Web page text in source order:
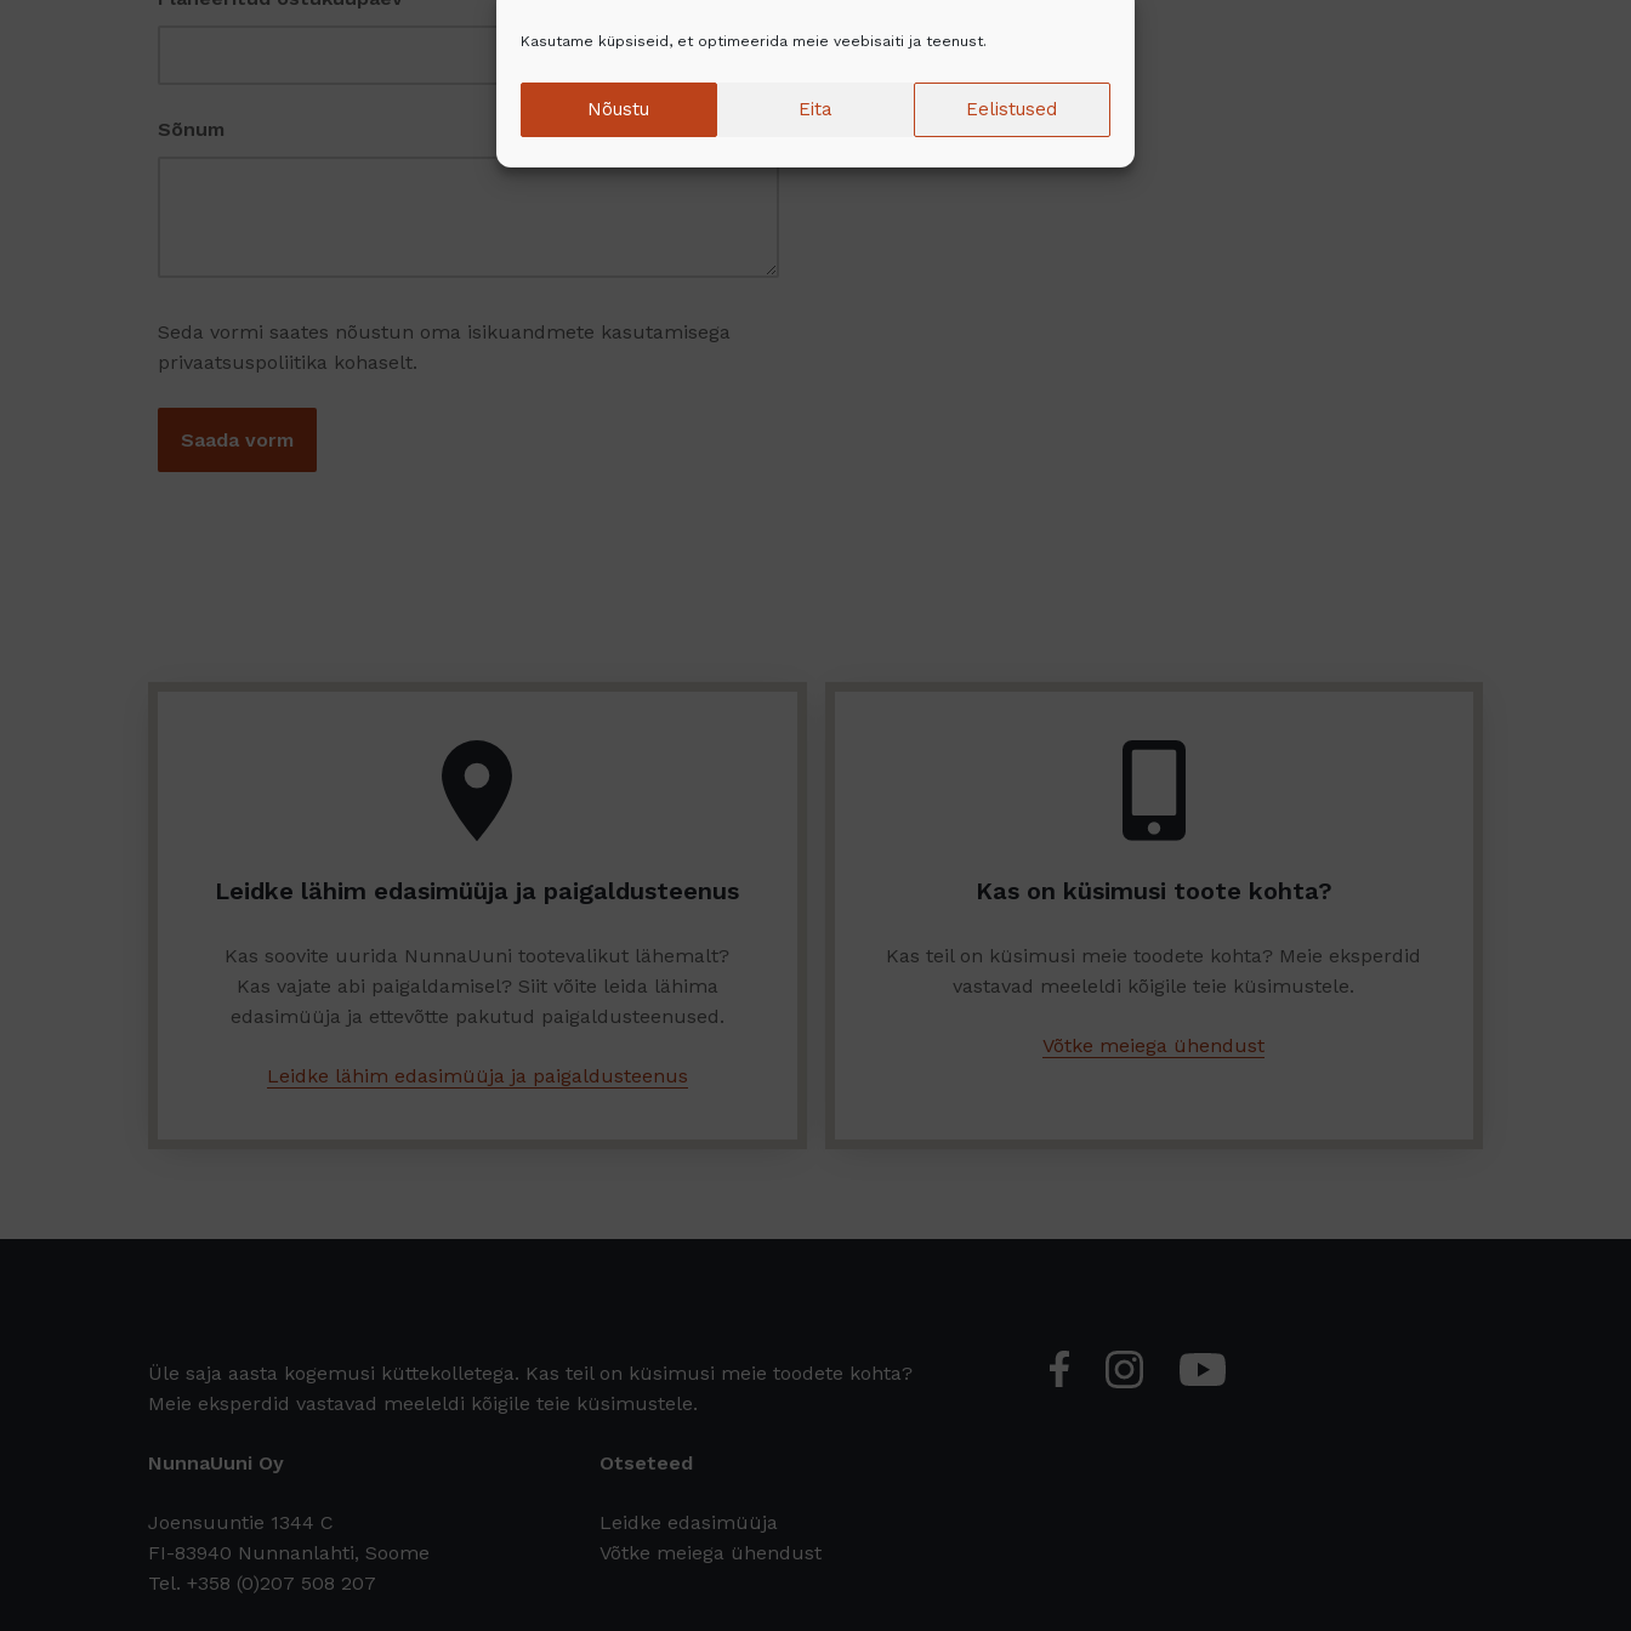
Kasutame küpsiseid, et optimeerida meie veebisaiti ja teenust.
Nõustu Eita Eelistused
Sõnum
Seda vormi saates nõustun oma isikuandmete kasutamisega
privaatsuspoliitika kohaselt.
Leidke lähim edasimüüja ja paigaldusteenus
Kas soovite uurida NunnaUuni tootevalikut lähemalt?
Kas vajate abi paigaldamisel? Siit võite leida lähima
edasimüüja ja ettevõtte pakutud paigaldusteenused.
Leidke lähim edasimüüja ja paigaldusteenus
Kas on küsimusi toote kohta?
Kas teil on küsimusi meie toodete kohta? Meie eksperdid
vastavad meeleldi kõigile teie küsimustele.
Võtke meiega ühendust
Üle saja aasta kogemusi küttekolletega. Kas teil on küsimusi meie toodete kohta?
Meie eksperdid vastavad meeleldi kõigile teie küsimustele.
NunnaUuni Oy
Joensuuntie 1344 C
FI-83940 Nunnanlahti, Soome
Tel. +358 (0)207 508 207
Otseteed
Leidke edasimüüja
Võtke meiega ühendust